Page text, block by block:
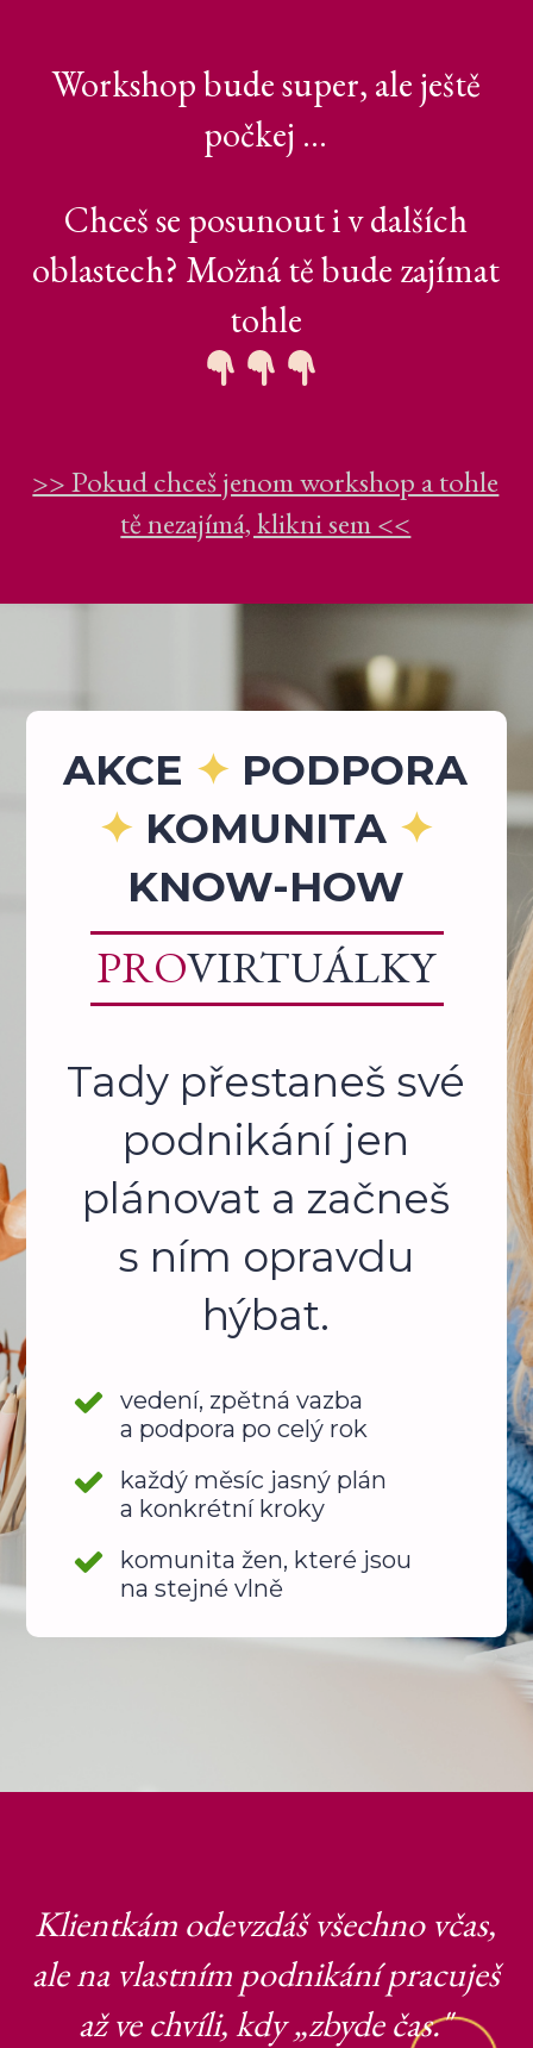
Workshop bude super, ale ještě
počkej ...
Chceš se posunout i v dalších
oblastech? Možná tě bude zajímat
tohle
>> Pokud chceš jenom workshop a tohle
tě nezajímá, klikni sem <<
AKCE ✦ PODPORA
✦ KOMUNITA ✦
KNOW-HOW
PROVIRTUÁLKY
Tady přestaneš své
podnikání jen
plánovat a začneš
s ním opravdu
hýbat.
vedení, zpětná vazba
a podpora po celý rok
každý měsíc jasný plán
a konkrétní kroky
komunita žen, které jsou
na stejné vlně
Klientkám odevzdáš všechno včas,
ale na vlastním podnikání pracuješ
až ve chvíli, kdy „zbyde čas."